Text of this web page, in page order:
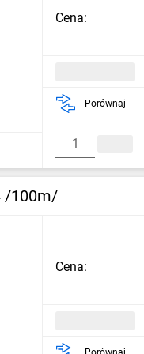
Cena:
Porównaj
/100m/
Cena: